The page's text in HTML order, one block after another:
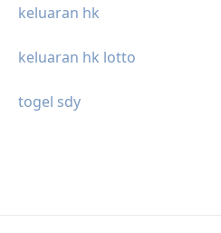
keluaran hk
keluaran hk lotto
togel sdy